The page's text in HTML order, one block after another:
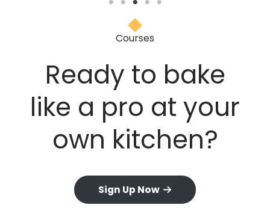
Courses​
Ready to bake
like a pro at your
own kitchen?​
Sign Up Now